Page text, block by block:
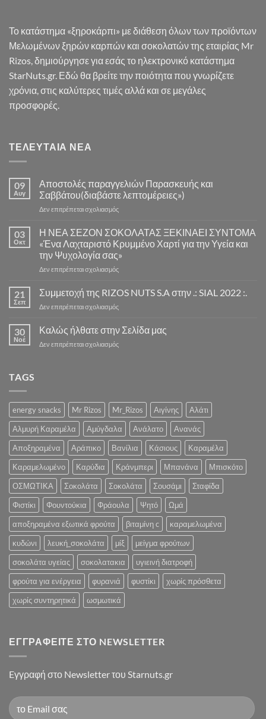
Το κατάστημα «ξηροκάρπι» με διάθεση όλων των προϊόντων
Μελωμένων ξηρών καρπών και σοκολατών της εταιρίας Mr
Rizos, δημιούργησε για εσάς το ηλεκτρονικό κατάστημα
StarNuts.gr. Εδώ θα βρείτε την ποιότητα που γνωρίζετε
χρόνια, στις καλύτερες τιμές αλλά και σε μεγάλες
προσφορές.
ΤΕΛΕΥΤΑΊΑ ΝΈΑ
09
Αυγ
Αποστολές παραγγελιών Παρασκευής και
Σαββάτου(διαβάστε λεπτομέρειες»)
Δεν επιτρέπεται σχολιασμόςστο
παραγγελιών
Παρασκευής
και
Σαββάτου(διαβάστε
λεπτομέρειες»)
03
Οκτ
Η ΝΕΑ ΣΕΖΟΝ ΣΟΚΟΛΑΤΑΣ ΞΕΚΙΝΑΕΙ ΣΥΝΤΟΜΑ
«Ένα Λαχταριστό Κρυμμένο Χαρτί για την Υγεία και
την Ψυχολογία σας»
Δεν επιτρέπεται σχολιασμόςστο
ΝΕΑ
ΣΕΖΟΝ
ΣΟΚΟΛΑΤΑΣ
ΣΥΝΤΟΜΑ
Λαχταριστό
και
την
Ψυχολογία
σας»
21
Σεπ
Συμμετοχή της RIZOS NUTS S.A στην .: SIAL 2022 :.
Δεν επιτρέπεται σχολιασμόςστο
της
RIZOS
NUTS
:.
30
Νοέ
Καλώς ήλθατε στην Σελίδα μας
Δεν επιτρέπεται σχολιασμόςστο
TAGS
energy snacks Mr Rizos Mr_Rizos Αιγίνης
Αλάτι
Αλμυρή Καραμέλα
Αμύγδαλα Ανάλατο
Ανανάς
Αποξηραμένα
Αράπικο Βανίλια Κάσιους
Καραμέλα
Καραμελωμένο
Καρύδια Κράνμπερι Μπανάνα
Μπισκότο
ΟΣΜΩΤΙΚΑ
Σοκολάτα Σοκολάτα Σουσάμι
Σταφίδα
Φιστίκι
Φουντούκια Φράουλα Ψητό
Ωμά
αποξηραμένα εξωτικά φρούτα
βιταμίνη c
καραμελωμένα
κυδώνι
λευκή_σοκολάτα μίξ
μείγμα φρούτων
σοκολάτα υγείας
σοκολατακια
υγιεινή διατροφή
φρούτα για ενέργεια
φυρανιά φυστίκι
χωρίς πρόσθετα
χωρίς συντηρητικά
ωσμωτικά
ΕΓΓΡΑΦΕΊΤΕ ΣΤΟ NEWSLETTER
Eγγραφή στο Newsletter του Starnuts.gr